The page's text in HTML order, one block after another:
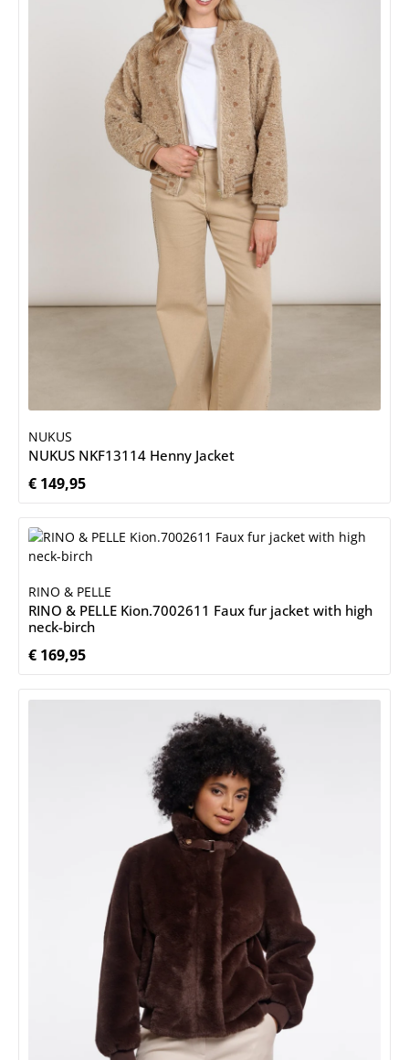
NUKUS
NUKUS NKF13114 Henny Jacket
Normale prijs:
€ 149,95
RINO & PELLE
RINO & PELLE Kion.7002611 Faux fur jacket with high
neck-birch
Normale prijs:
€ 169,95